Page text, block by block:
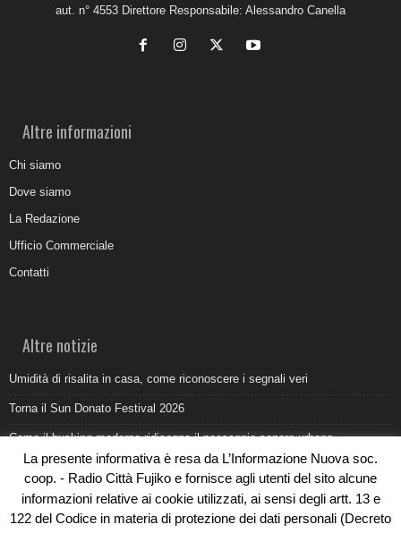
aut. n° 4553 Direttore Responsabile: Alessandro Canella
Altre informazioni
Chi siamo
Dove siamo
La Redazione
Ufficio Commerciale
Contatti
Altre notizie
Umidità di risalita in casa, come riconoscere i segnali veri
Torna il Sun Donato Festival 2026
Come il busking moderno ridisegna il paesaggio sonoro urbano
Saldi estivi Michele Lopriore: l’eleganza Made in Italy incontra gli sconti
da non perdere
“Aho!” Un Atto di creazione e potenza di vita al Crisalide Forlì festival
La presente informativa è resa da L’Informazione Nuova soc.
coop. - Radio Città Fujiko e fornisce agli utenti del sito alcune
informazioni relative ai cookie utilizzati, ai sensi degli artt. 13 e
122 del Codice in materia di protezione dei dati personali (Decreto